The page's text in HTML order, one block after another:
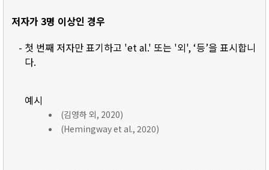
저자가 3명 이상인 경우
- 첫 번째 저자만 표기하고 'et al.' 또는 '외', ‘등’을 표시합니
다.
예시
(김영하 외, 2020)
(Hemingway et al., 2020)